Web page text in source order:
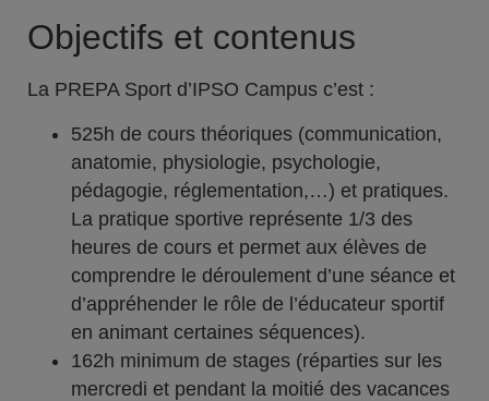
Objectifs et contenus
La PREPA Sport d’IPSO Campus c’est :
525h de cours théoriques (communication,
anatomie, physiologie, psychologie,
pédagogie, réglementation,…) et pratiques.
La pratique sportive représente 1/3 des
heures de cours et permet aux élèves de
comprendre le déroulement d’une séance et
d’appréhender le rôle de l’éducateur sportif
en animant certaines séquences).
162h minimum de stages (réparties sur les
mercredi et pendant la moitié des vacances